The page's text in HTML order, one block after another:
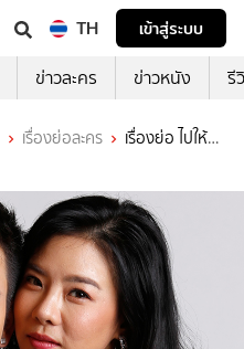
TH
เข้าสู่ระบบ
ข่าวละคร ข่าวหนัง รี
เรื่องย่อละคร
เรื่องย่อ ไปให้ถึง